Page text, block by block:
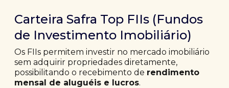
Carteira Safra Top FIIs (Fundos
de Investimento Imobiliário)
Os FIIs permitem investir no mercado imobiliário
sem adquirir propriedades diretamente,
possibilitando o recebimento de rendimento
mensal de aluguéis e lucros.